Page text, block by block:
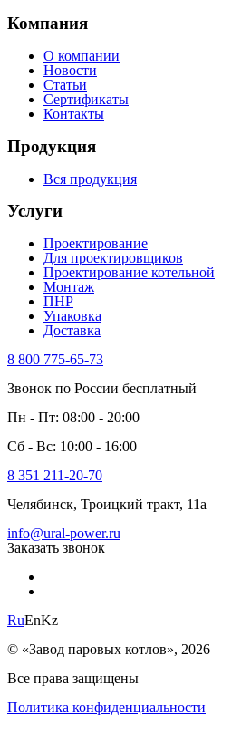
Компания
О компании
Новости
Статьи
Сертификаты
Контакты
Продукция
Вся продукция
Услуги
Проектирование
Для проектировщиков
Проектирование котельной
Монтаж
ПНР
Упаковка
Доставка
8 800 775-65-73
Звонок по России бесплатный
Пн - Пт: 08:00 - 20:00
Сб - Вс: 10:00 - 16:00
8 351 211-20-70
Челябинск, Троицкий тракт, 11а
info@ural-power.ru
Заказать звонок
RuEnKz
© «Завод паровых котлов», 2026
Все права защищены
Политика конфиденциальности